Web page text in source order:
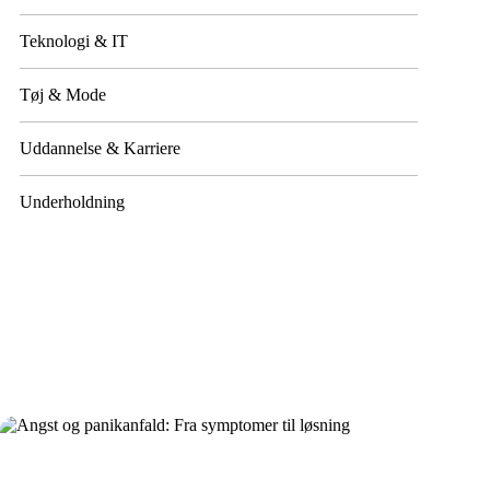
Teknologi & IT
Tøj & Mode
Uddannelse & Karriere
Underholdning